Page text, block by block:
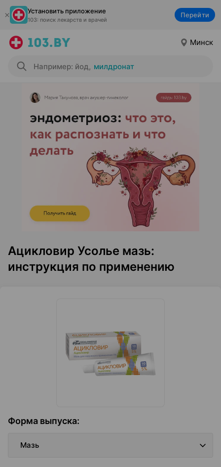
Установить приложение
103: поиск лекарств и врачей
Перейти
Минск
Например: йод, милдронат
Ацикловир Усолье мазь:
инструкция по применению
Форма выпуска:
Мазь